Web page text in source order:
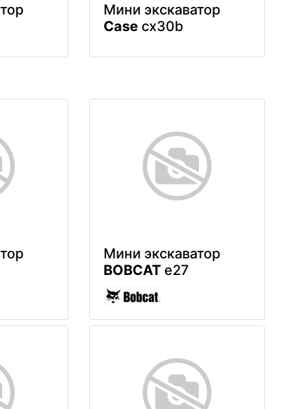
Мини экскаватор
Case cx30b
Мини экскаватор
BOBCAT e27